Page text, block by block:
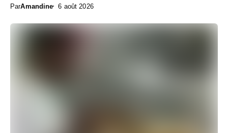
ParAmandine 6 août 2026